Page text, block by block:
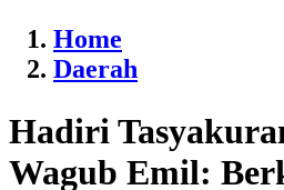
Home
Daerah
Hadiri
Wagub Emil: